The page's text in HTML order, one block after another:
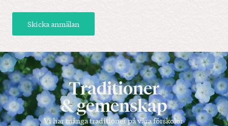
Skicka anmälan
Traditioner
& gemenskap
Vi har många traditioner på våra förskolor